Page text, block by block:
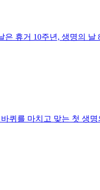
휴거 10주년, 생명의
퀴를 마치고 맞는 첫 생